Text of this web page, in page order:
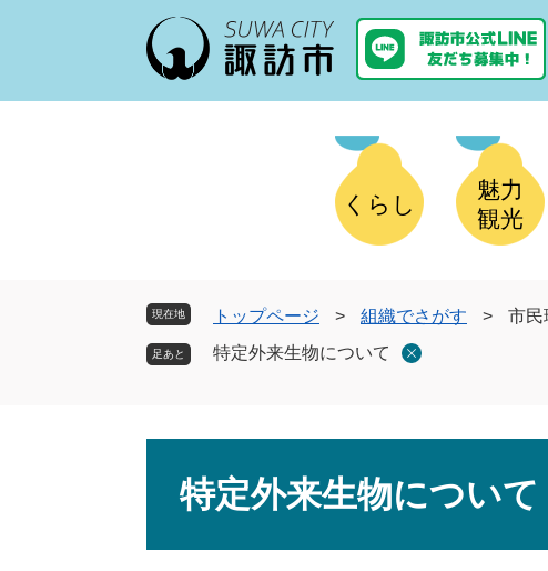
くらし
魅力
観光
現在地 トップページ > 組織でさがす > 市民
特定外来生物について
特定外来生物について